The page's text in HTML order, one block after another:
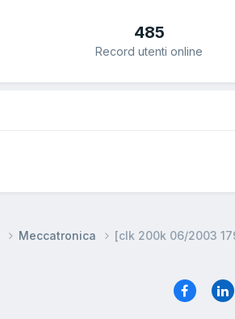
485
Record utenti online
Meccatronica [clk 200k 06/2003